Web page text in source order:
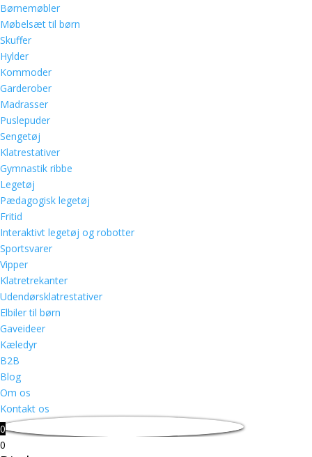
Børnemøbler
Møbelsæt til børn
Skuffer
Hylder
Kommoder
Garderober
Madrasser
Puslepuder
Sengetøj
Klatrestativer
Gymnastik ribbe
Legetøj
Pædagogisk legetøj
Fritid
Interaktivt legetøj og robotter
Sportsvarer
Vipper
Klatretrekanter
Udendørsklatrestativer
Elbiler til børn
Gaveideer
Kæledyr
B2B
Blog
Om os
Kontakt os
0
0